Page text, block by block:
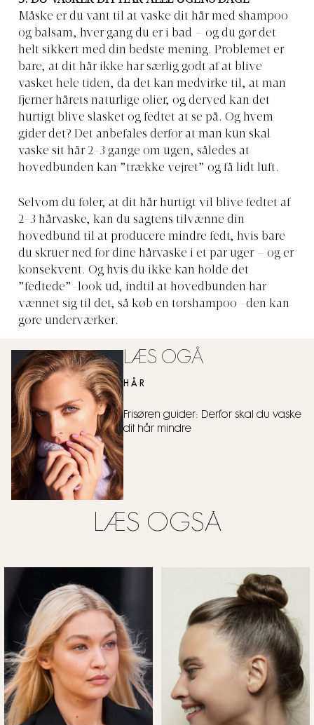
Måske er du vant til at vaske dit hår med shampoo
og balsam, hver gang du er i bad – og du gør det
helt sikkert med din bedste mening. Problemet er
bare, at dit hår ikke har særlig godt af at blive
vasket hele tiden, da det kan medvirke til, at man
fjerner hårets naturlige olier, og derved kan det
hurtigt blive slasket og fedtet at se på. Og hvem
gider det? Det anbefales derfor at man kun skal
vaske sit hår 2-3 gange om ugen, således at
hovedbunden kan ”trække vejret” og få lidt luft.
Selvom du føler, at dit hår hurtigt vil blive fedtet af
2-3 hårvaske, kan du sagtens tilvænne din
hovedbund til at producere mindre fedt, hvis bare
du skruer ned for dine hårvaske i et par uger – og er
konsekvent. Og hvis du ikke kan holde det
”fedtede”-look ud, indtil at hovedbunden har
vænnet sig til det, så køb en tørshampoo -den kan
gøre underværker.
LÆS OGÅ
HÅR
Frisøren guider: Derfor skal du vaske
dit hår mindre
LÆS OGSÅ